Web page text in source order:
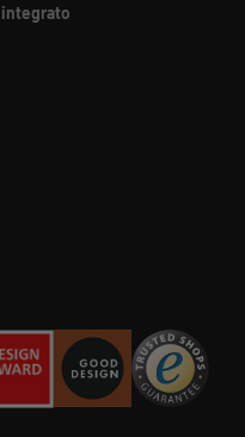
integrato